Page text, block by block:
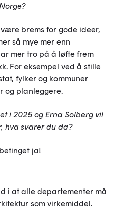
brems for gode ideer,
så mye mer enn
mer tro på å løfte frem
For eksempel ved å stille
fylker og kommuner
og planleggere.
i 2025 og Erna Solberg vil
hva svarer du da?
ja!
i at alle departementer må
som virkemiddel.